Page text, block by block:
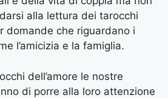
alla lettura dei tarocchi
domande che riguardano i
l’amicizia e la famiglia.
dell’amore le nostre
di porre alla loro attenzione